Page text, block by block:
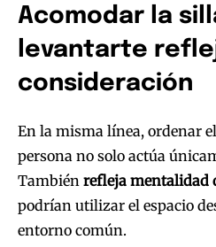
Acomodar la
levantarte
consideración
En la misma línea, ordenar
persona no solo actúa
También refleja mentalidad
podrían utilizar el espacio
entorno común.